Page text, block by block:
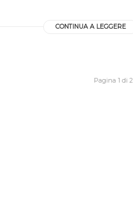
CONTINUA A LEGGERE
Pagina 1 di 2